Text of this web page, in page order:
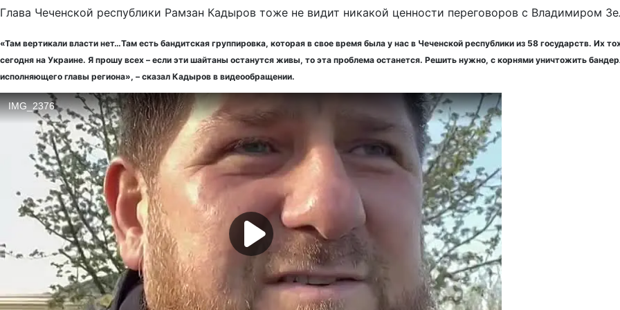
Глава Чеченской республики Рамзан Кадыров тоже не видит никакой ценности переговоров с Владимиром
«Там вертикали власти нет…Там есть бандитская группировка, которая в свое время была у нас в Чеченской республики из 58 государств.
сегодня на Украине. Я прошу всех – если эти шайтаны останутся живы, то эта проблема останется. Решить нужно, с корнями уничтожить
исполняющего главы региона», – сказал Кадыров в видеообращении.